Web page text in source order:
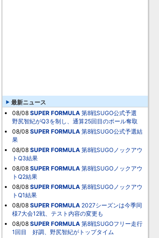
最新ニュース
08/08 SUPER FORMULA 第8戦SUGO公式予選
野尻智紀がQ3を制し、通算25回目のポール奪取
08/08 SUPER FORMULA 第8戦SUGO公式予選結
果
08/08 SUPER FORMULA 第8戦SUGOノックアウ
トQ3結果
08/08 SUPER FORMULA 第8戦SUGOノックアウ
トQ2結果
08/08 SUPER FORMULA 第8戦SUGOノックアウ
トQ1結果
08/08 SUPER FORMULA 2027シーズンは今季同
様7大会12戦、テスト内容の変更も
08/08 SUPER FORMULA 第8戦SUGOフリー走行
1回目 好調、野尻智紀がトップタイム